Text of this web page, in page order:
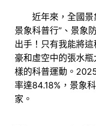
近年來，全國
景象科普行”、景象
出手！只有我能將
豪和虛空中的張水
樣的科普運動。
率達84.18%，景象
家。